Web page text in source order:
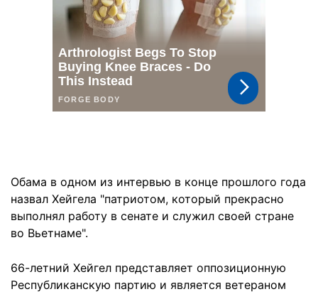
Обама в одном из интервью в конце прошлого года
назвал Хейгела "патриотом, который прекрасно
выполнял работу в сенате и служил своей стране
во Вьетнаме".
66-летний Хейгел представляет оппозиционную
Республиканскую партию и является ветераном